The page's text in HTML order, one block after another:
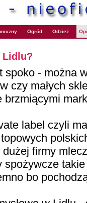
Ogród Odzież
Lidlu?
spoko - można
czy małych
brzmiącymi
label czyli
firmy
bo